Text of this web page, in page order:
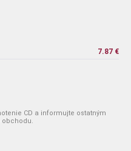
7.87 €
CD a informujte ostatným
obchodu.